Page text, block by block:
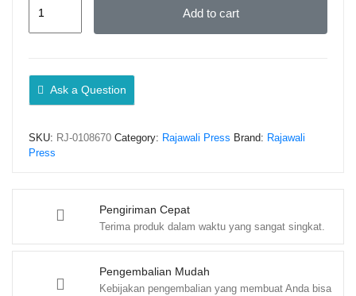
Pengiriman Cepat
Terima produk dalam waktu yang sangat singkat.
Pengembalian Mudah
Kebijakan pengembalian yang membuat Anda bisa
ADRIANA
AGUNG
DAN
JOSEPHINE
Add to cart
Ask a Question
SKU: RJ-0108670 Category: Rajawali Press Brand: Rajawali
Press